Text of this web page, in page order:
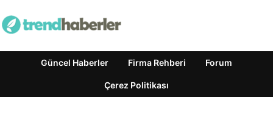
Güncel Haberler Firma Rehberi Forum
Çerez Politikası